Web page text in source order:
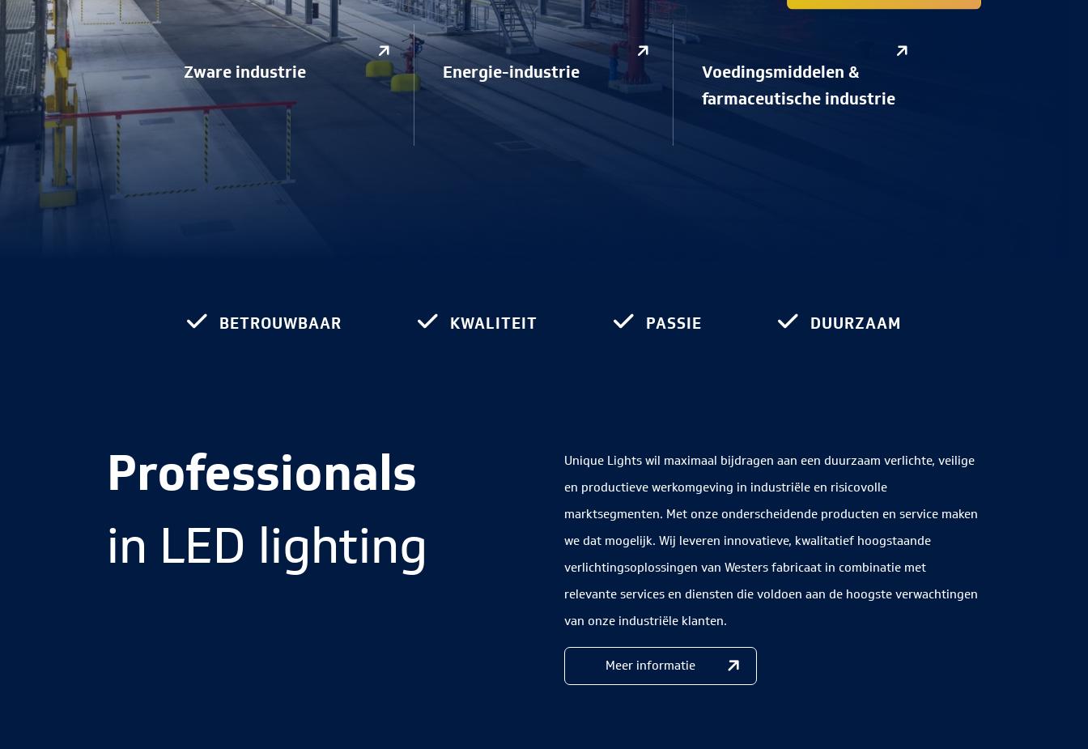
Zware industrie Energie-industrie
Voedingsmiddelen &
farmaceutische industrie
BETROUWBAAR KWALITEIT PASSIE DUURZAAM
Professionals
in LED lighting
Unique Lights wil maximaal bijdragen aan een duurzaam verlichte, veilige
en productieve werkomgeving in industriële en risicovolle
marktsegmenten. Met onze onderscheidende producten en service maken
we dat mogelijk. Wij leveren innovatieve, kwalitatief hoogstaande
verlichtingsoplossingen van Westers fabricaat in combinatie met
relevante services en diensten die voldoen aan de hoogste verwachtingen
van onze industriële klanten.
Meer informatie